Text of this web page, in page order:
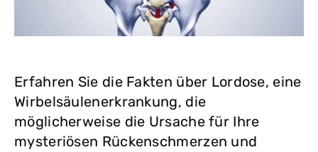
Erfahren Sie die Fakten über Lordose, eine
Wirbelsäulenerkrankung, die
möglicherweise die Ursache für Ihre
mysteriösen Rückenschmerzen und